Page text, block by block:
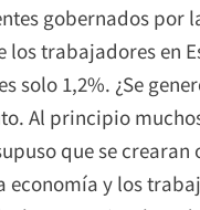
gobernados por
trabajadores en
solo 1,2%. ¿Se
Al principio
que se
y los